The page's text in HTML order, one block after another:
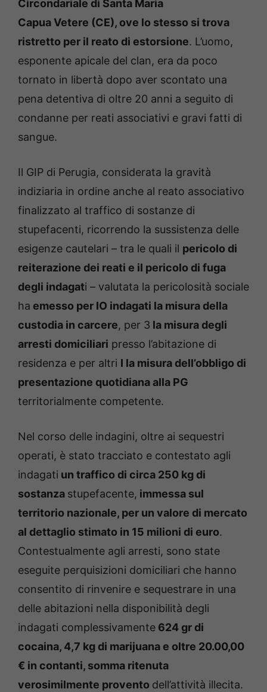
Circondariale di Santa Maria
Capua Vetere (CE), ove lo stesso si trova
ristretto per il reato di estorsione. L’uomo,
esponente apicale del clan, era da poco
tornato in libertà dopo aver scontato una
pena detentiva di oltre 20 anni a seguito di
condanne per reati associativi e gravi fatti di
sangue.
Il GIP di Perugia, considerata la gravità
indiziaria in ordine anche al reato associativo
finalizzato al traffico di sostanze di
stupefacenti, ricorrendo la sussistenza delle
esigenze cautelari – tra le quali il pericolo di
reiterazione dei reati e il pericolo di fuga
degli indagati – valutata la pericolosità sociale
ha emesso per IO indagati la misura della
custodia in carcere, per 3 la misura degli
arresti domiciliari presso l’abitazione di
residenza e per altri I la misura dell’obbligo di
presentazione quotidiana alla PG
territorialmente competente.
Nel corso delle indagini, oltre ai sequestri
operati, è stato tracciato e contestato agli
indagati un traffico di circa 250 kg di
sostanza stupefacente, immessa sul
territorio nazionale, per un valore di mercato
al dettaglio stimato in 15 milioni di euro.
Contestualmente agli arresti, sono state
eseguite perquisizioni domiciliari che hanno
consentito di rinvenire e sequestrare in una
delle abitazioni nella disponibilità degli
indagati complessivamente 624 gr di
cocaina, 4,7 kg di marijuana e oltre 20.00,00
€ in contanti, somma ritenuta
verosimilmente provento dell’attività illecita.